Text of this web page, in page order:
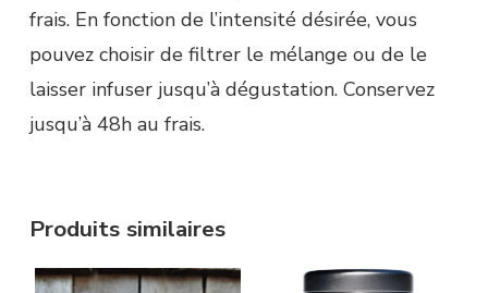
frais. En fonction de l’intensité désirée, vous
pouvez choisir de filtrer le mélange ou de le
laisser infuser jusqu’à dégustation. Conservez
jusqu’à 48h au frais.
Produits similaires